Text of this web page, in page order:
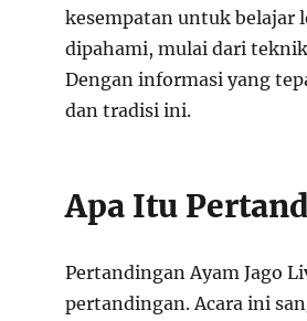
kesempatan untuk belajar
dipahami, mulai dari
Dengan informasi yang
dan tradisi ini.
Apa Itu
Pertandingan Ayam Jago
pertandingan. Acara ini